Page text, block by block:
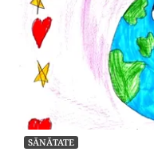
SĂNĂTATE